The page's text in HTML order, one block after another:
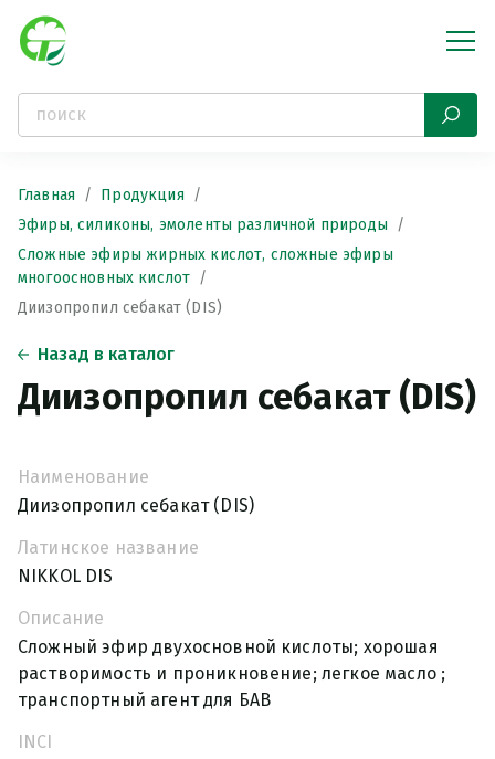
Главная
Продукция
Эфиры, силиконы, эмоленты различной природы
Сложные эфиры жирных кислот, сложные эфиры
многоосновных кислот
Диизопропил себакат (DIS)
Назад в каталог
Диизопропил себакат (DIS)
Наименование
Диизопропил себакат (DIS)
Латинское название
NIKKOL DIS
Описание
Сложный эфир двухосновной кислоты; хорошая
растворимость и проникновение; легкое масло ;
транспортный агент для БАВ
INCI